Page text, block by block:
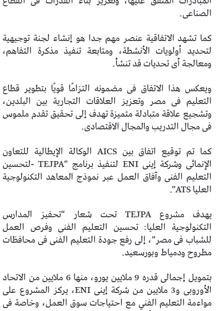
الصناعى.
كما تشهد الاتفاقية عنصر مهم جدا هو إنشاء لجنة توجيهية
لتحديد أولويات الأنشطة، ومتابعة تنفيذ مذكرة التفاهم،
ومعالجة أى تحديات قد تنشأ.
ويعكس هذا الاتفاق فى مضمونه التزامًا قويًا بتطوير قطاع
التعليم فى مصر وتعزيز العلاقات التجارية بين البلدين،
وتشجيع علاقة متبادلة متميزة تهدف إلى تحقيق تقدم ملموس
فى مجال التدريب والمجال الاقتصادى.
كما تم توقيع اتفاق بين AICS الوكالة الإيطالية للتعاون
الإنمائى وشركة إينى ENI لتنفيذ برنامج “TEJPA -لتحسين
التعليم الفنى وآفاق العمل عبر نموذج المعاهد التكنولوجية
العليا ATS”.
يهدف مشروع TEJPA تحت شعار “تحفيز المدارس
التكنولوجية العليا: تحسين التعليم الفنى وفرص العمل
للشباب فى مصر”، إلى رفع جودة التعليم الفنى فى محافظات
مطروح ودمياط وبورسعيد.
بتمويل إجمالى قدره 9 ملايين يورو، منها 6 ملايين من الاتحاد
الأوروبى و3 ملايين من شركة إينى ENI، يركز المشروع على
مواءمة التعليم الفني مع احتياجات سوق العمل، وخاصة فى